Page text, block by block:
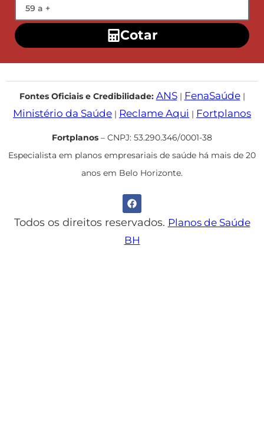
Especialista em planos empresariais de saúde há mais de 20
anos em Belo Horizonte.
BH